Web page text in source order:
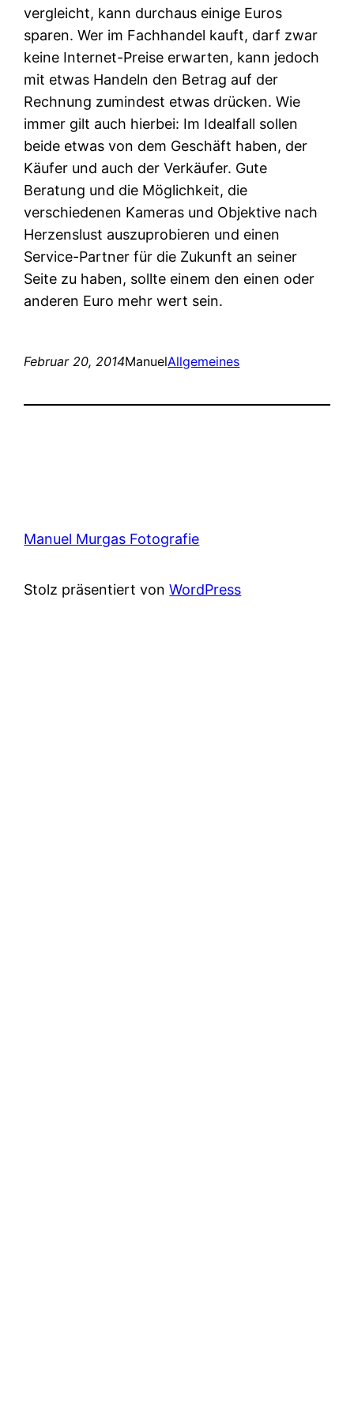
vergleicht, kann durchaus einige Euros
sparen. Wer im Fachhandel kauft, darf zwar
keine Internet-Preise erwarten, kann jedoch
mit etwas Handeln den Betrag auf der
Rechnung zumindest etwas drücken. Wie
immer gilt auch hierbei: Im Idealfall sollen
beide etwas von dem Geschäft haben, der
Käufer und auch der Verkäufer. Gute
Beratung und die Möglichkeit, die
verschiedenen Kameras und Objektive nach
Herzenslust auszuprobieren und einen
Service-Partner für die Zukunft an seiner
Seite zu haben, sollte einem den einen oder
anderen Euro mehr wert sein.
Februar 20, 2014ManuelAllgemeines
Manuel Murgas Fotografie
Stolz präsentiert vonWordPress